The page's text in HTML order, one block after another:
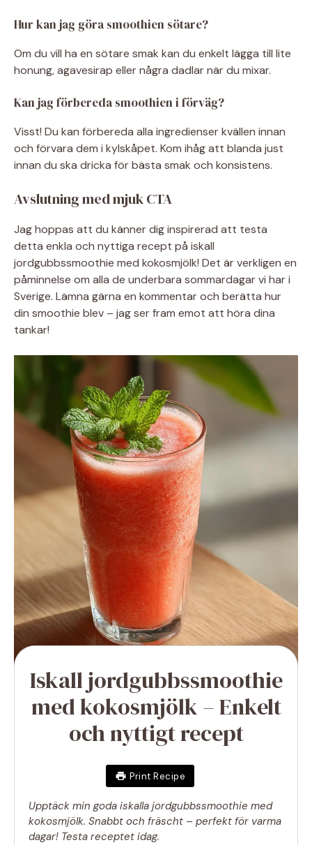
Hur kan jag göra smoothien sötare?
Om du vill ha en sötare smak kan du enkelt lägga till lite
honung, agavesirap eller några dadlar när du mixar.
Kan jag förbereda smoothien i förväg?
Visst! Du kan förbereda alla ingredienser kvällen innan
och förvara dem i kylskåpet. Kom ihåg att blanda just
innan du ska dricka för bästa smak och konsistens.
Avslutning med mjuk CTA
Jag hoppas att du känner dig inspirerad att testa
detta enkla och nyttiga recept på iskall
jordgubbssmoothie med kokosmjölk! Det är verkligen en
påminnelse om alla de underbara sommardagar vi har i
Sverige. Lämna gärna en kommentar och berätta hur
din smoothie blev – jag ser fram emot att höra dina
tankar!
Iskall jordgubbssmoothie
med kokosmjölk – Enkelt
och nyttigt recept
Print Recipe
Upptäck min goda iskalla jordgubbssmoothie med
kokosmjölk. Snabbt och fräscht – perfekt för varma
dagar! Testa receptet idag.